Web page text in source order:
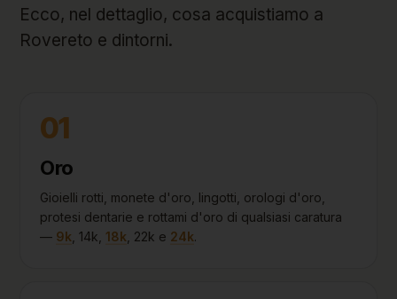
Ecco, nel dettaglio, cosa acquistiamo a
Rovereto e dintorni.
01
Oro
Gioielli rotti, monete d'oro, lingotti, orologi d'oro,
protesi dentarie e rottami d'oro di qualsiasi caratura
— 9k , 14k, 18k , 22k e 24k.